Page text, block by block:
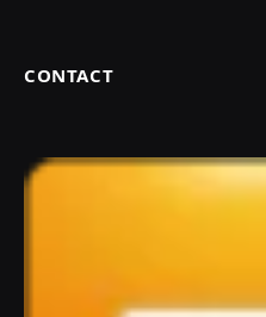
CONTACT